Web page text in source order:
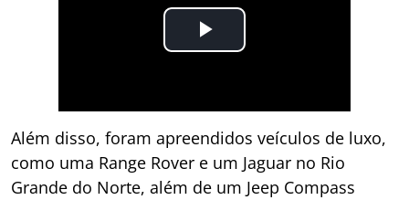
Além disso, foram apreendidos veículos de luxo,
como uma Range Rover e um Jaguar no Rio
Grande do Norte, além de um Jeep Compass